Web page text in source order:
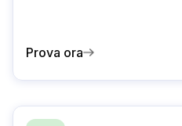
Prova ora